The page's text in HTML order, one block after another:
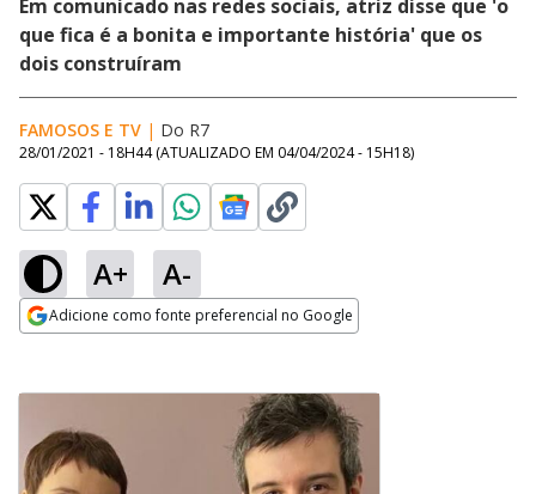
Em comunicado nas redes sociais, atriz disse que 'o
que fica é a bonita e importante história' que os
dois construíram
FAMOSOS E TV | Do R7
28/01/2021 - 18H44 (ATUALIZADO EM 04/04/2024 - 15H18)
A+ A-
Adicione como fonte preferencial no Google